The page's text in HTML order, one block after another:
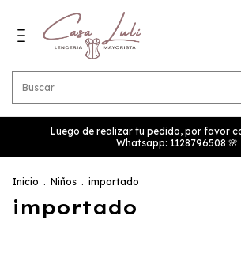
Luego de realizar tu pedido, por favor
Whatsapp: 1128796508 🌸
Inicio . Niños . importado
importado